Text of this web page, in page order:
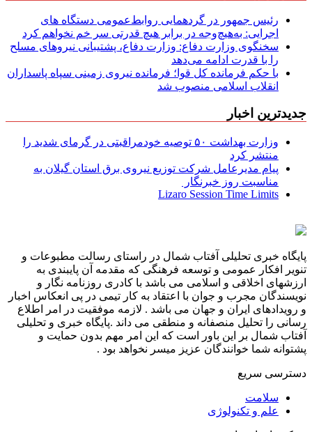
رئیس جمهور در گردهمایی روابط‌عمومی دستگاه های
اجرایی: به‌هیچ‌وجه در برابر هیچ قدرتی سر خم نخواهم کرد
سخنگوی وزارت دفاع: وزارت دفاع، پشتیبانی نیرو‌های مسلح
را با قدرت ادامه می‌دهد
با حکم فرمانده کل قوا؛ فرمانده نیروی زمینی سپاه پاسداران
انقلاب اسلامی منصوب شد
جدیدترین اخبار
وزارت بهداشت ۵۰ توصیه خودمراقبتی در گرمای شدید را
منتشر کرد
پیام مدیرعامل شركت توزیع نیروی برق استان گیلان به
مناسبت روز خبرنگار ‌
Lizaro Session Time Limits
پایگاه خبری تحلیلی آفتاب شمال در راستای رسالت مطبوعات و
تنویر افکار عمومی و توسعه فرهنگی که مقدمه آن پایبندی به
ارزشهای اخلاقی و اسلامی می باشد با کادری روزنامه نگار و
نویسندگان مجرب و جوان با اعتقاد به کار تیمی در پی انعکاس اخبار
و رویدادهای ایران و جهان می باشد . لازمه موفقیت در امر اطلاع
رسانی را تحلیل منصفانه و منطقی می داند .پایگاه خبری و تحلیلی
آفتاب شمال بر این باور است که این امر مهم بدون حمایت و
پشتوانه شما خوانندگان عزیز میسر نخواهد بود .
دسترسی سریع
سلامت
علم و تکنولوژی